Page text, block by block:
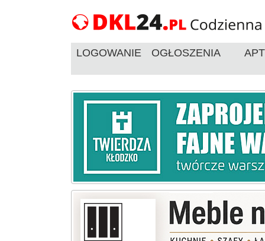
LOGOWANIE OGŁOSZENIA